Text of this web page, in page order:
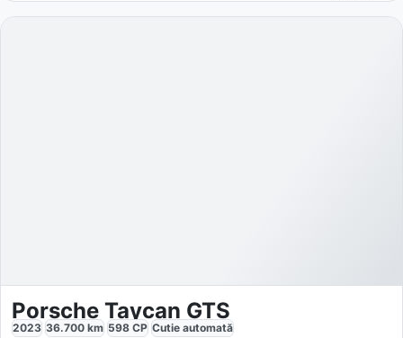
Porsche Taycan GTS
2023 36.700 km 598 CP Cutie automată